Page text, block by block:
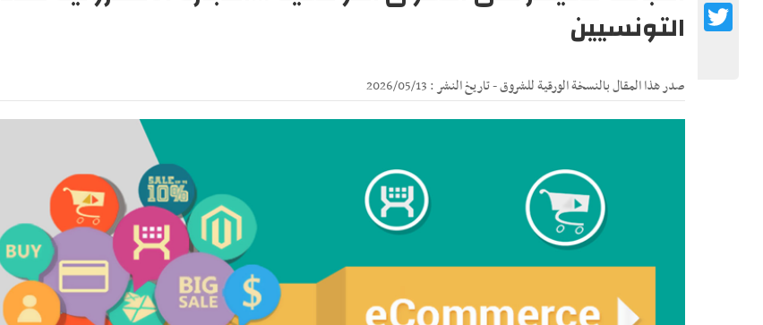
التونسيين
صدر هذا المقال بالنسخة الورقية للشروق - تاريخ النشر : 2026/05/13
Twitter